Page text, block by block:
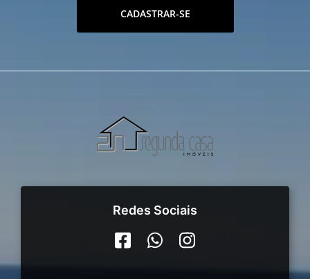
CADASTRAR-SE
Redes Sociais